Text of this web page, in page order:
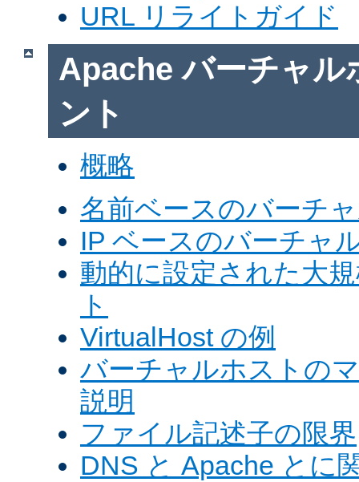
URL リライトガイド
Apache バーチャル
ント
概略
名前ベースのバーチ
IP ベースのバーチャ
動的に設定された大
ト
VirtualHost の例
バーチャルホストの
説明
ファイル記述子の限界
DNS と Apache とに